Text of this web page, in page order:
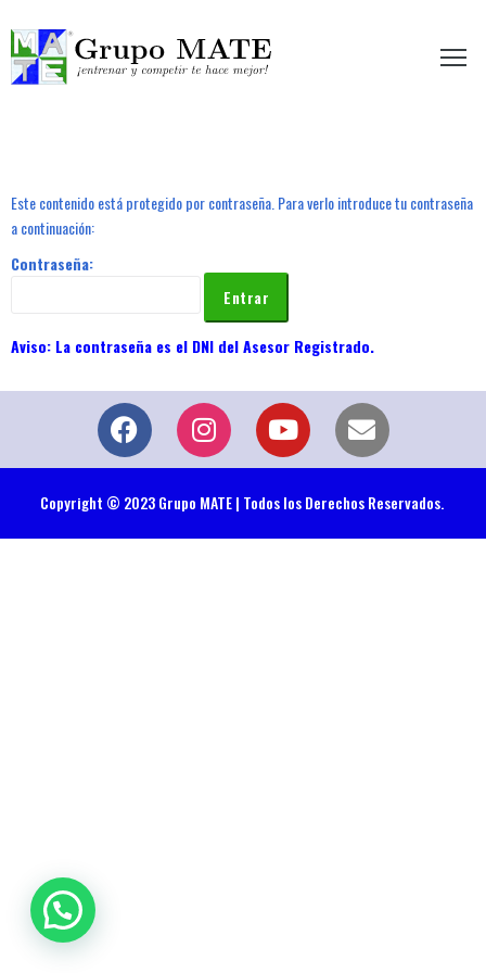
te hace mejor!
Este contenido está protegido por contraseña. Para verlo introduce tu contraseña
a continuación:
Contraseña:
Copyright © 2023 Grupo MATE | Todos los Derechos Reservados.